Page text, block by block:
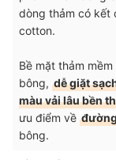
dòng thảm có kết
cotton.
Bề mặt thảm
bông, dễ giặt
màu vải lâu bền
ưu điểm về
bông.